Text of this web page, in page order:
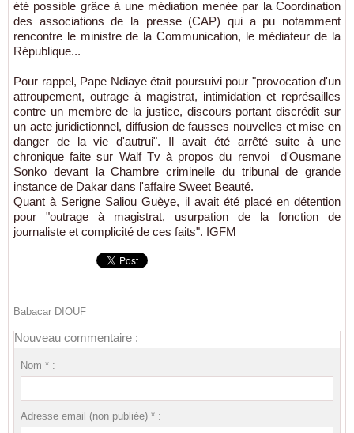
été possible grâce à une médiation menée par la Coordination
des associations de la presse (CAP) qui a pu notamment
rencontre le ministre de la Communication, le médiateur de la
République...
Pour rappel, Pape Ndiaye était poursuivi pour "provocation d'un
attroupement, outrage à magistrat, intimidation et représailles
contre un membre de la justice, discours portant discrédit sur
un acte juridictionnel, diffusion de fausses nouvelles et mise en
danger de la vie d'autrui". Il avait été arrêté suite à une
chronique faite sur Walf Tv à propos du renvoi d'Ousmane
Sonko devant la Chambre criminelle du tribunal de grande
instance de Dakar dans l'affaire Sweet Beauté.
Quant à Serigne Saliou Guèye, il avait été placé en détention
pour "outrage à magistrat, usurpation de la fonction de
journaliste et complicité de ces faits". IGFM
Babacar DIOUF
Nouveau commentaire :
Nom * :
Adresse email (non publiée) * :